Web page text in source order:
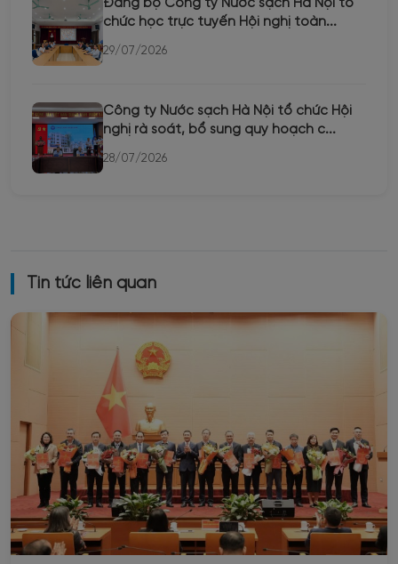
Đảng bộ Công ty Nước sạch Hà Nội tổ
chức học trực tuyến Hội nghị toàn...
29/07/2026
Công ty Nước sạch Hà Nội tổ chức Hội
nghị rà soát, bổ sung quy hoạch c...
28/07/2026
Tin tức liên quan